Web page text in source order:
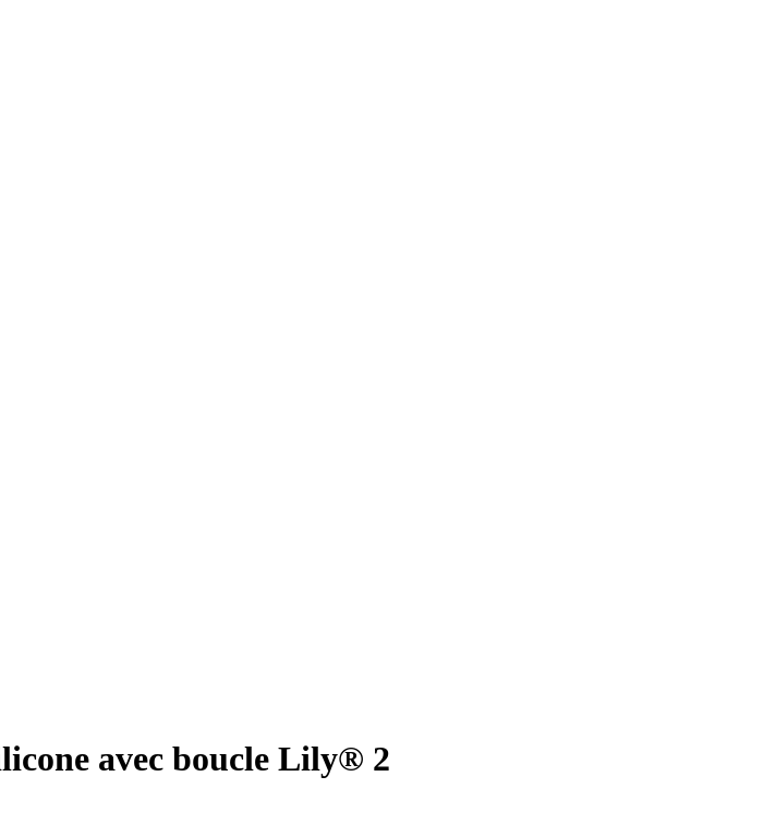
avec boucle Lily® 2